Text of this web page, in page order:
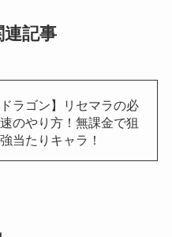
連記事
ドラゴン】リセマラの必
のやり方！無課金で狙
当たりキャラ！